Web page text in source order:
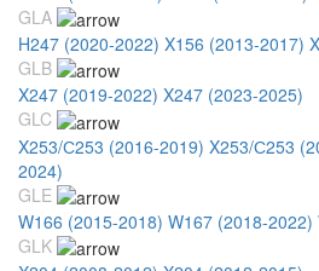
GLA
H247 (2020-2022) X156 (2013-2017)
GLB
X247 (2019-2022) X247 (2023-2025)
GLC
X253/С253 (2016-2019) X253/С253
2024)
GLE
W166 (2015-2018) W167 (2018-2022)
GLK